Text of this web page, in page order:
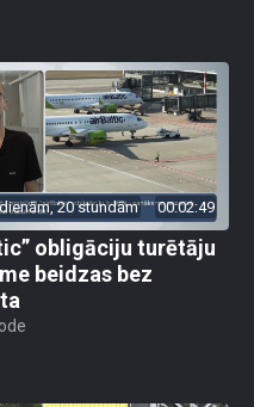
20 stundām 00:02:49
obligāciju turētāju
beidzas bez